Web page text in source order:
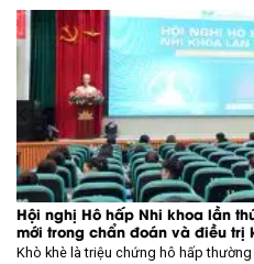
Hội nghị Hô hấp Nhi khoa lần
mới trong chẩn đoán và điều trị
Khò khè là triệu chứng hô hấp